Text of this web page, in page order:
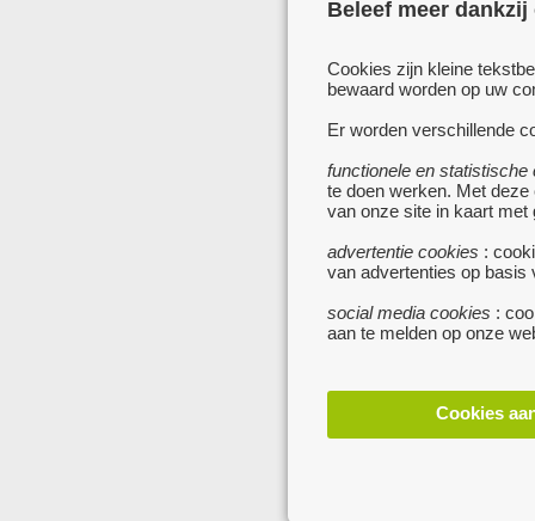
Beleef meer
Cookies zijn kleine
bewaard worden op uw
Er worden verschillende
functionele en statistische
te doen werken. Met
van onze site in kaart met
advertentie cookies :
van advertenties op basis
social media cookies :
aan te melden op onze
Cookies